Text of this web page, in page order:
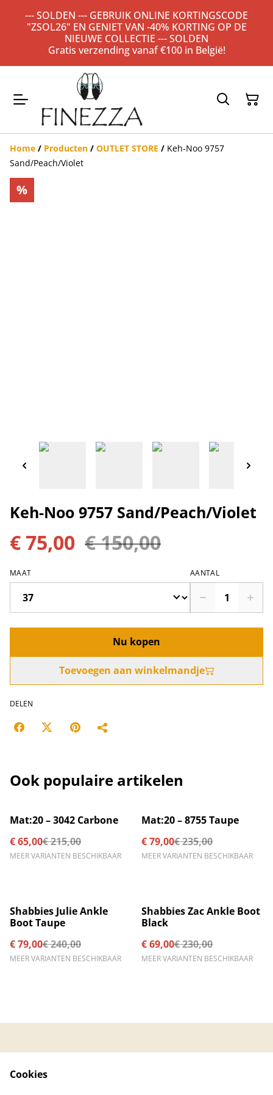
--- SOLDEN --- GEBRUIK ONLINE KORTINGSCODE
"ZSOL26" EN GENIET VAN -40% KORTING OP DE
NIEUWE COLLECTIE --- SOLDEN
Gratis verzending vanaf €100 in België!
Home / Producten / OUTLET STORE / Keh-Noo 9757
Sand/Peach/Violet
%
Keh-Noo 9757 Sand/Peach/Violet
€ 75,00 € 150,00
MAAT AANTAL
Nu kopen
Toevoegen aan winkelmandje
DELEN
Ook populaire artikelen
%
Mat:20 – 3042 Carbone
€ 65,00€ 215,00
MEER VARIANTEN BESCHIKBAAR
%
Mat:20 – 8755 Taupe
€ 79,00€ 235,00
MEER VARIANTEN BESCHIKBAAR
%
Shabbies Julie Ankle
Boot Taupe
€ 79,00€ 240,00
MEER VARIANTEN BESCHIKBAAR
%
Shabbies Zac Ankle Boot
Black
€ 69,00€ 230,00
MEER VARIANTEN BESCHIKBAAR
Cookies